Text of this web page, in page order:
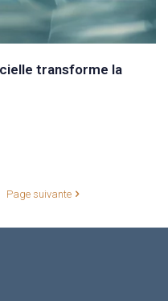
transforme la
Page suivante